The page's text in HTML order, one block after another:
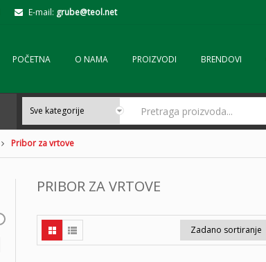
E-mail: grube@teol.net
POČETNA O NAMA PROIZVODI BRENDOVI
Pribor za vrtove
PRIBOR ZA VRTOVE